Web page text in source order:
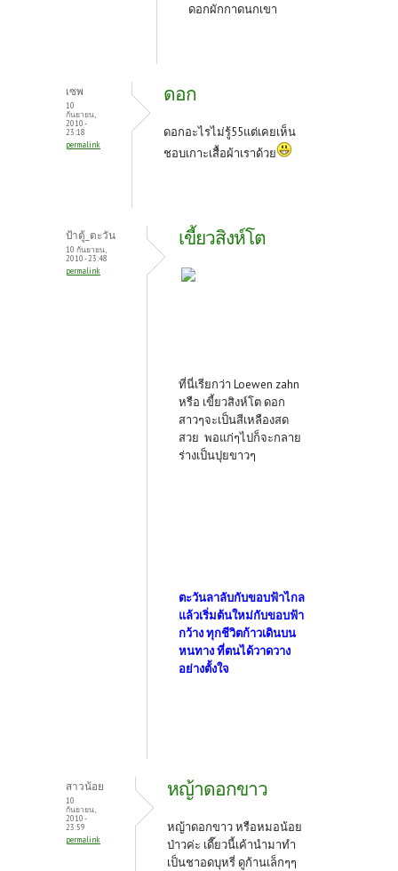
ดอกผักกาดนกเขา
เซพ
10
กันยายน,
2010 -
23:18
permalink
ดอก
ดอกอะไรไม่รู้55แต่เคยเห็น
ชอบเกาะเสื้อผ้าเราด้วย
ป้าตู้_ตะวัน
10 กันยายน,
2010 - 23:48
permalink
เขี้ยวสิงห์โต
ที่นี่เรียกว่า Loewen zahn
หรือ เขี้ยวสิงห์โต ดอก
สาวๆจะเป็นสีเหลืองสด
สวย พอแก่ๆไปก็จะกลาย
ร่างเป็นปุยขาวๆ
ตะวันลาลับกับขอบฟ้าไกล
แล้วเริ่มต้นใหม่กับขอบฟ้า
กว้าง ทุกชีวิตก้าวเดินบน
หนทาง ที่ตนได้วาดวาง
อย่างตั้งใจ
สาวน้อย
10
กันยายน,
2010 -
23:59
permalink
หญ้าดอกขาว
หญ้าดอกขาว หรือหมอน้อย
ป่าวค่ะ เดี๊ยวนี้เค้านำมาทำ
เป็นชาอดบุหรี่ ดูก้านเล็กๆๆ